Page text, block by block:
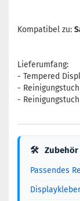
Kompatibel zu:
Lieferumfang:
- Tempered
-
-
🛠
Passendes